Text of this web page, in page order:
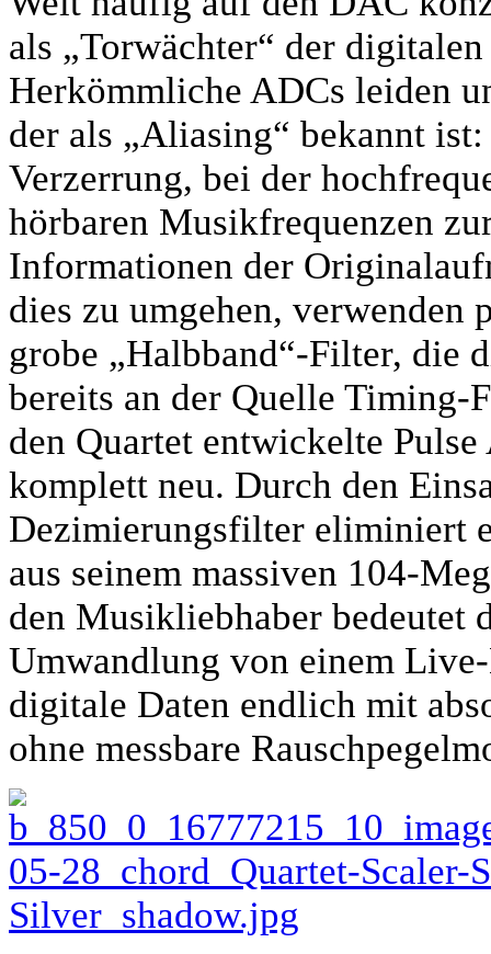
als „Torwächter“ der
Herkömmliche ADCs leiden
der als „Aliasing“ bekannt
Verzerrung, bei der
hörbaren Musikfrequenzen
Informationen der
dies zu umgehen, verwenden
grobe „Halbband“-Filter, die
bereits an der Quelle Timing-
den Quartet entwickelte
komplett neu. Durch den
Dezimierungsfilter eliminiert
aus seinem massiven 104-
den Musikliebhaber bedeutet
Umwandlung von einem
digitale Daten endlich mit
ohne messbare